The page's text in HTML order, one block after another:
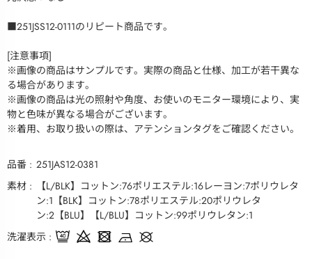
■251JSS12-0111のリピート商品です。
[注意事項]
※画像の商品はサンプルです。実際の商品と仕様、加工が若干異な
る場合があります。
※画像の商品は光の照射や角度、お使いのモニター環境により、実
物と色味が異なる場合がございます。
※着用、お取り扱いの際は、アテンションタグをご確認ください。
品番
251JAS12-0381
素材
【L/BLK】コットン:76ポリエステル:16レーヨン:7ポリウレタ
ン:1【BLK】コットン:78ポリエステル:20ポリウレタ
ン:2【BLU】【L/BLU】コットン:99ポリウレタン:1
洗濯表示